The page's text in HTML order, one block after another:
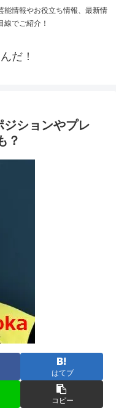
能情報やお役立ち情報、最新情
線でご紹介！
だ！
ションやプレ
？
はてブ
コピー